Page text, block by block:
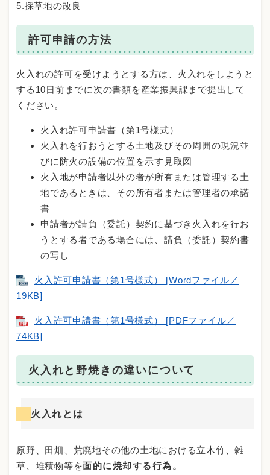
5.採草地の改良
許可申請の方法
火入れの許可を受けようとする方は、火入れをしようと
する10日前までに次の書類を産業振興課まで提出して
ください。
火入れ許可申請書（第1号様式）
火入れを行おうとする土地及びその周囲の現況並
びに防火の設備の位置を示す見取図
火入地が申請者以外の者が所有または管理する土
地であるときは、その所有者または管理者の承諾
書
申請者が請負（委託）契約に基づき火入れを行お
うとする者である場合には、請負（委託）契約書
の写し
火入許可申請書（第1号様式） [Wordファイル／
19KB]
火入許可申請書（第1号様式） [PDFファイル／
74KB]
火入れと野焼きの違いについて
火入れとは
原野、田畑、荒廃地その他の土地における立木竹、雑
草、堆積物等を面的に焼却する行為。